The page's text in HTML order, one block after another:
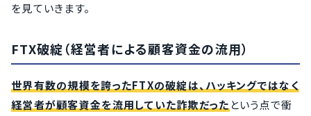
を見ていきます。
FTX破綻（経営者による顧客資金の流用）
世界有数の規模を誇ったFTXの破綻は、ハッキングではなく
経営者が顧客資金を流用していた詐欺だったという点で衝